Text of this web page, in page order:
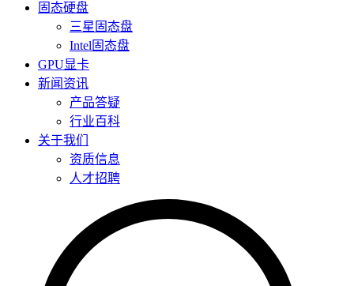
固态硬盘
三星固态盘
Intel固态盘
GPU显卡
新闻资讯
产品答疑
行业百科
关于我们
资质信息
人才招聘